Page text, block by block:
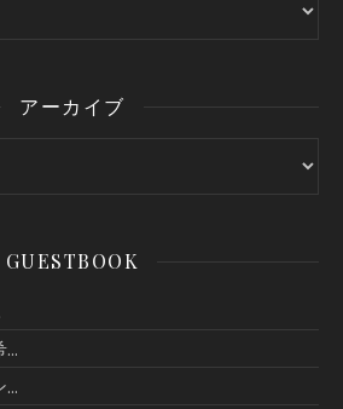
アーカイブ
GUESTBOOK